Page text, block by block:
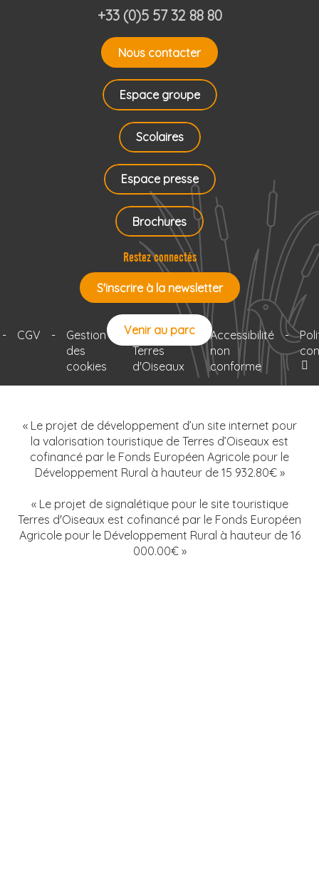
+33 (0)5 57 32 88 80
Nous contacter
Espace groupe
Scolaires
Espace presse
Brochures
Restez connectés
S'inscrire à la newsletter
Venir au parc
- CGV -
Gestion
des
cookies
Le projet
Terres
d'Oiseaux
Accessibilité
non
conforme
-
« Le projet de développement d’un site internet pour
la valorisation touristique de Terres d’Oiseaux est
cofinancé par le Fonds Européen Agricole pour le
Développement Rural à hauteur de 15 932.80€ »
« Le projet de signalétique pour le site touristique
Terres d'Oiseaux est cofinancé par le Fonds Européen
Agricole pour le Développement Rural à hauteur de 16
000.00€ »